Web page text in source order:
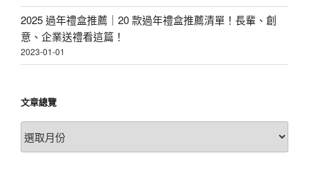
2025 過年禮盒推薦｜20 款過年禮盒推薦清單！長輩、創
意、企業送禮看這篇！
2023-01-01
文章總覽
文
章